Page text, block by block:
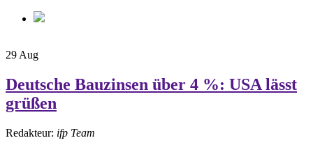
29 Aug
Deutsche Bauzinsen über 4 %: USA lässt
grüßen
Redakteur: ifp Team